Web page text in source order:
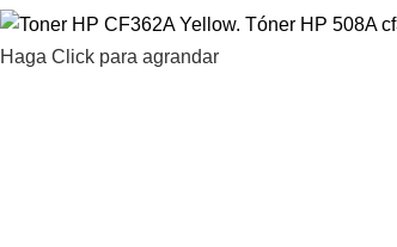
Haga Click para agrandar